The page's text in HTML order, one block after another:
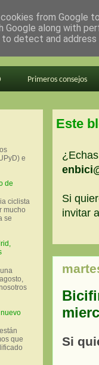
Primeros consejos
Este
Si
invitar
Si
e
de
ciclista
mucho
se
que
from Google
Google along with
detect and address